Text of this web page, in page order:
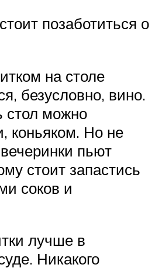
позаботиться о
на столе
безусловно, вино.
стол можно
коньяком. Но не
пьют
стоит запастись
соков и
лучше в
Никакого